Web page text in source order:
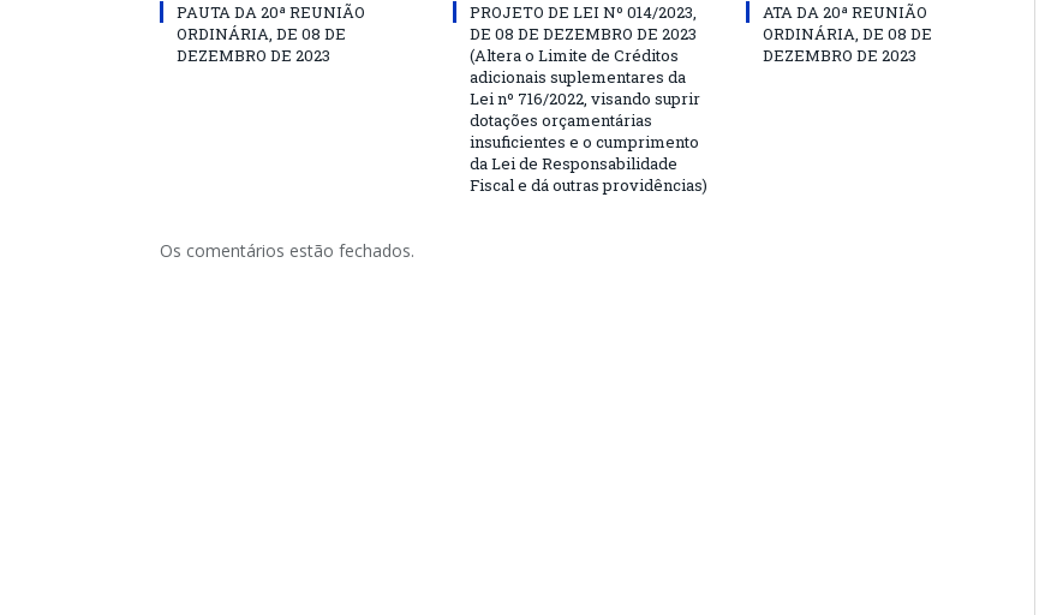
PAUTA DA 20ª REUNIÃO
ORDINÁRIA, DE 08 DE
DEZEMBRO DE 2023
PROJETO DE LEI Nº 014/2023,
DE 08 DE DEZEMBRO DE 2023
(Altera o Limite de Créditos
adicionais suplementares da
Lei nº 716/2022, visando suprir
dotações orçamentárias
insuficientes e o cumprimento
da Lei de Responsabilidade
Fiscal e dá outras providências)
ATA DA 20ª REUNIÃO
ORDINÁRIA, DE 08 DE
DEZEMBRO DE 2023
Os comentários estão fechados.